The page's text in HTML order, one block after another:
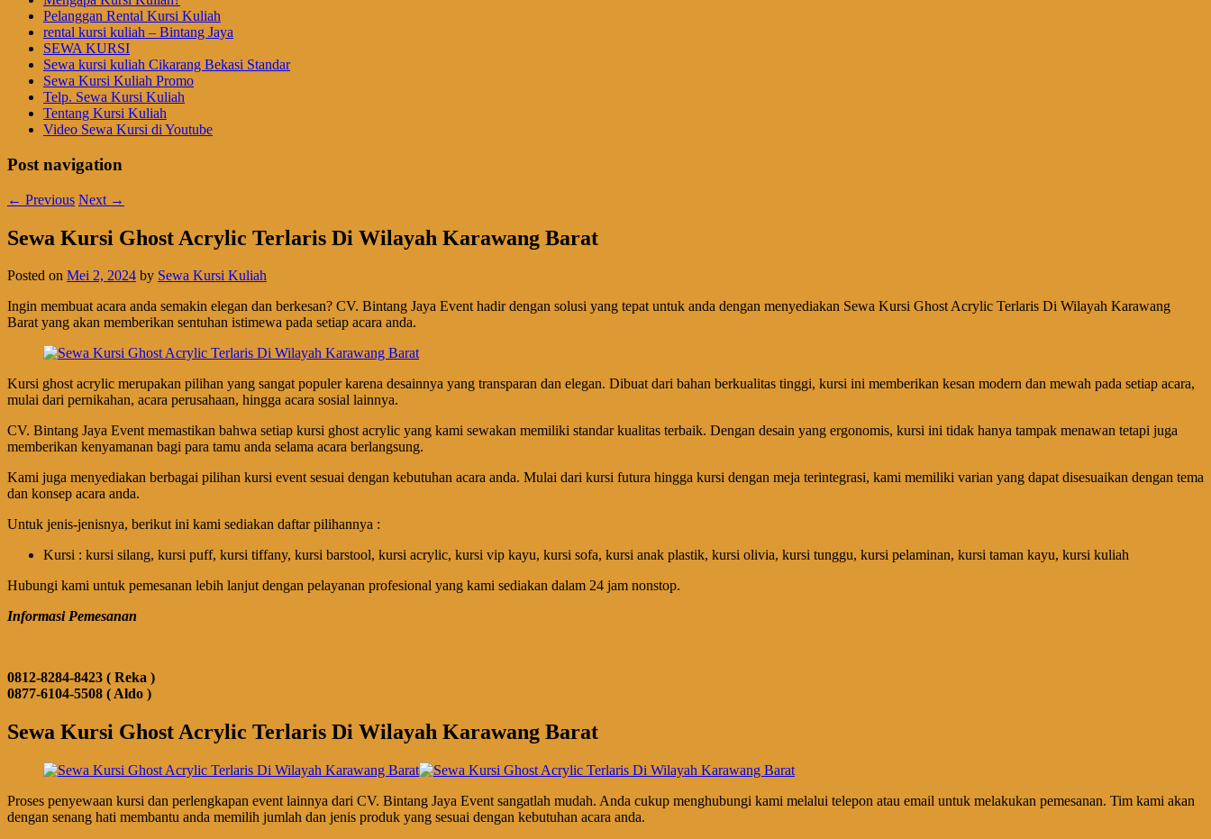
Pelanggan Rental Kursi Kuliah
rental kursi kuliah – Bintang Jaya
SEWA KURSI
Sewa kursi kuliah Cikarang Bekasi Standar
Sewa Kursi Kuliah Promo
Telp. Sewa Kursi Kuliah
Tentang Kursi Kuliah
Video Sewa Kursi di Youtube
Post navigation
← Previous Next →
Sewa Kursi Ghost Acrylic Terlaris Di Wilayah Karawang Barat
Posted on Mei 2, 2024 by Sewa Kursi Kuliah
Ingin membuat acara anda semakin elegan dan berkesan? CV. Bintang Jaya Event hadir dengan solusi yang tepat untuk anda dengan menyediakan Sewa Kursi Ghost Acrylic Terlaris Di Wilayah Karawang
Barat yang akan memberikan sentuhan istimewa pada setiap acara anda.
Kursi ghost acrylic merupakan pilihan yang sangat populer karena desainnya yang transparan dan elegan. Dibuat dari bahan berkualitas tinggi, kursi ini memberikan kesan modern dan mewah pada setiap acara,
mulai dari pernikahan, acara perusahaan, hingga acara sosial lainnya.
CV. Bintang Jaya Event memastikan bahwa setiap kursi ghost acrylic yang kami sewakan memiliki standar kualitas terbaik. Dengan desain yang ergonomis, kursi ini tidak hanya tampak menawan tetapi juga
memberikan kenyamanan bagi para tamu anda selama acara berlangsung.
Kami juga menyediakan berbagai pilihan kursi event sesuai dengan kebutuhan acara anda. Mulai dari kursi futura hingga kursi dengan meja terintegrasi, kami memiliki varian yang dapat disesuaikan dengan tema
dan konsep acara anda.
Untuk jenis-jenisnya, berikut ini kami sediakan daftar pilihannya :
Kursi : kursi silang, kursi puff, kursi tiffany, kursi barstool, kursi acrylic, kursi vip kayu, kursi sofa, kursi anak plastik, kursi olivia, kursi tunggu, kursi pelaminan, kursi taman kayu, kursi kuliah
Hubungi kami untuk pemesanan lebih lanjut dengan pelayanan profesional yang kami sediakan dalam 24 jam nonstop.
Informasi Pemesanan
0812-8284-8423 ( Reka )
0877-6104-5508 ( Aldo )
Sewa Kursi Ghost Acrylic Terlaris Di Wilayah Karawang Barat
Proses penyewaan kursi dan perlengkapan event lainnya dari CV. Bintang Jaya Event sangatlah mudah. Anda cukup menghubungi kami melalui telepon atau email untuk melakukan pemesanan. Tim kami akan
dengan senang hati membantu anda memilih jumlah dan jenis produk yang sesuai dengan kebutuhan acara anda.